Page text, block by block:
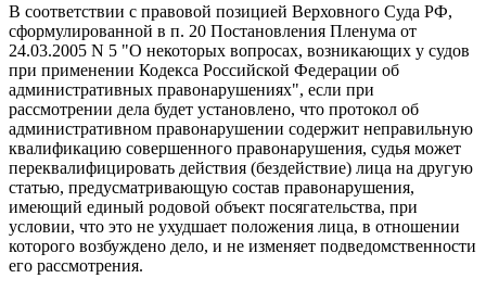
В соответствии с правовой позицией Верховного Суда РФ,
сформулированной в п. 20 Постановления Пленума от
24.03.2005 N 5 "О некоторых вопросах, возникающих у судов
при применении Кодекса Российской Федерации об
административных правонарушениях", если при
рассмотрении дела будет установлено, что протокол об
административном правонарушении содержит неправильную
квалификацию совершенного правонарушения, судья может
переквалифицировать действия (бездействие) лица на другую
статью, предусматривающую состав правонарушения,
имеющий единый родовой объект посягательства, при
условии, что это не ухудшает положения лица, в отношении
которого возбуждено дело, и не изменяет подведомственности
его рассмотрения.